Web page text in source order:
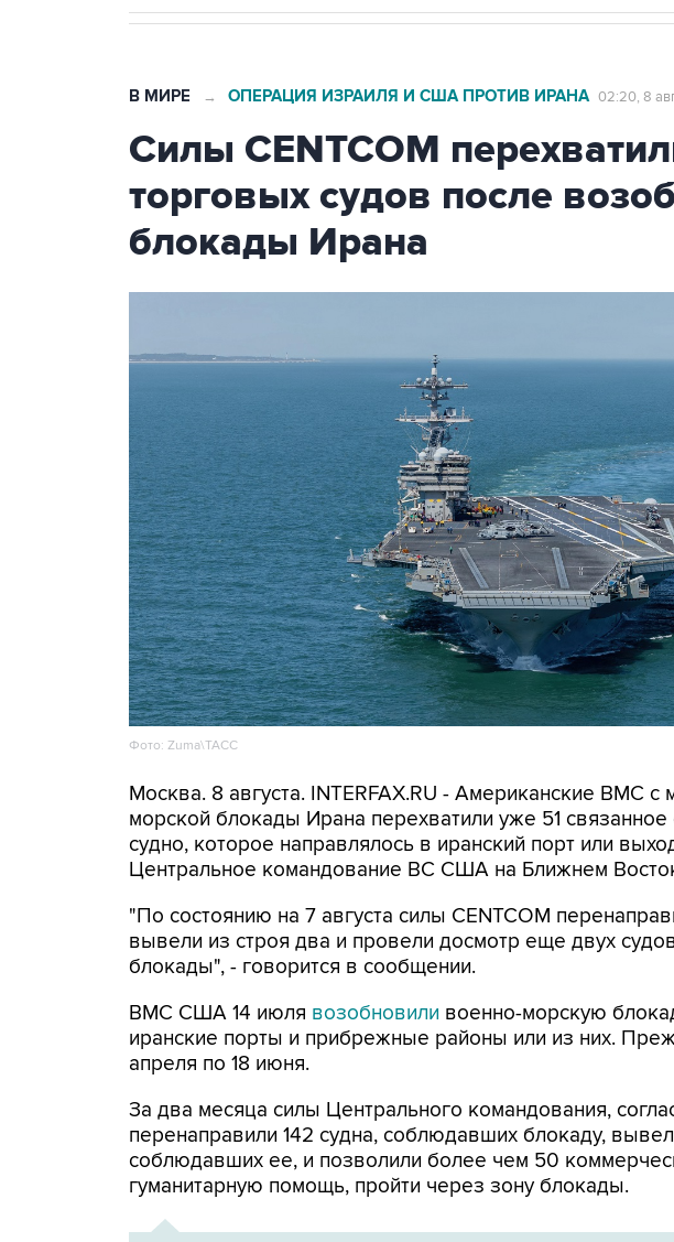
В МИРЕ → ОПЕРАЦИЯ ИЗРАИЛЯ И США ПРОТИВ ИРАНА 02:20, 8
Силы CENTCOM
торговых судов после
блокады Ирана
Фото: Zuma\ТАСС
Москва. 8 августа. INTERFAX.RU - Американские ВМС с
морской блокады Ирана перехватили уже 51 связанное
судно, которое направлялось в иранский порт или
Центральное командование ВС США на Ближнем
"По состоянию на 7 августа силы CENTCOM
вывели из строя два и провели досмотр еще двух
блокады", - говорится в сообщении.
ВМС США 14 июля возобновили военно-морскую
иранские порты и прибрежные районы или из них.
апреля по 18 июня.
За два месяца силы Центрального командования,
перенаправили 142 судна, соблюдавших блокаду,
соблюдавших ее, и позволили более чем 50
гуманитарную помощь, пройти через зону блокады.